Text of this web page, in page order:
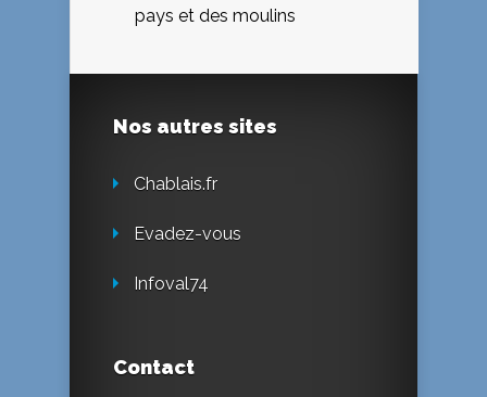
pays et des moulins
Nos autres sites
Chablais.fr
Evadez-vous
Infoval74
Contact